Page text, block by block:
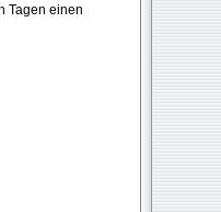
Tagen einen